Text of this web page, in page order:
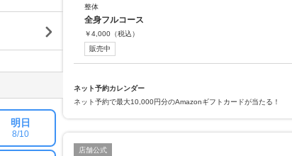
整体
全身フルコース
￥4,000 （税込）
販売中
ネット予約カレンダー
ネット予約で最大10,000円分のAmazonギフトカードが当たる！
店舗公式
明日
8/10